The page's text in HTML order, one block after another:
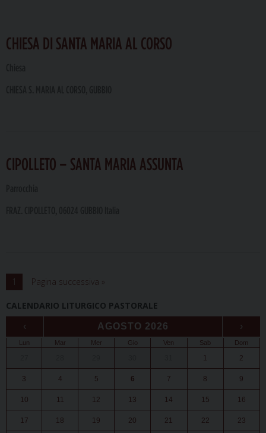
CHIESA DI SANTA MARIA AL CORSO
CIPOLLETO – SANTA MARIA ASSUNTA
1 Pagina successiva »
CALENDARIO LITURGICO PASTORALE
‹ AGOSTO 2026 ›
Lun Mar Mer Gio Ven Sab Dom
1 2
3 4 5 6 7 8 9
10 11 12 13 14 15 16
17 18 19 20 21 22 23